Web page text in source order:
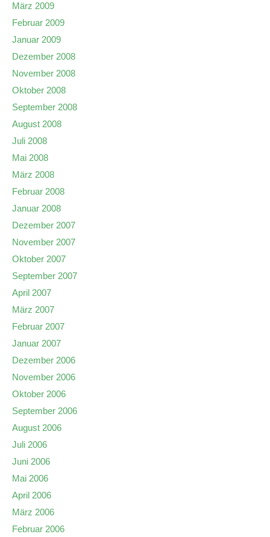
März 2009
Februar 2009
Januar 2009
Dezember 2008
November 2008
Oktober 2008
September 2008
August 2008
Juli 2008
Mai 2008
März 2008
Februar 2008
Januar 2008
Dezember 2007
November 2007
Oktober 2007
September 2007
April 2007
März 2007
Februar 2007
Januar 2007
Dezember 2006
November 2006
Oktober 2006
September 2006
August 2006
Juli 2006
Juni 2006
Mai 2006
April 2006
März 2006
Februar 2006